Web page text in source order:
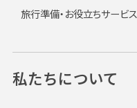
旅行準備・お役立ちサービス
私たちについて